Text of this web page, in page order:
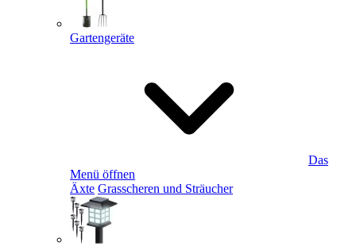
Gartengeräte
Das
Menü öffnen
Äxte Grasscheren und Sträucher